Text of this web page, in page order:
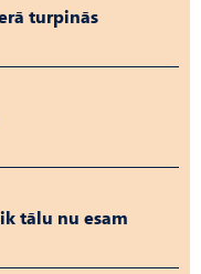
turpinās
tālu nu esam